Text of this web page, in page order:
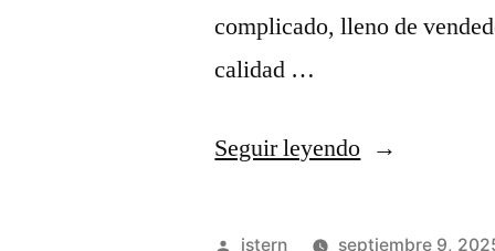
complicado, lleno de
calidad …
Seguir leyendo«De
materiales
Publicado
istern septiembre 9,